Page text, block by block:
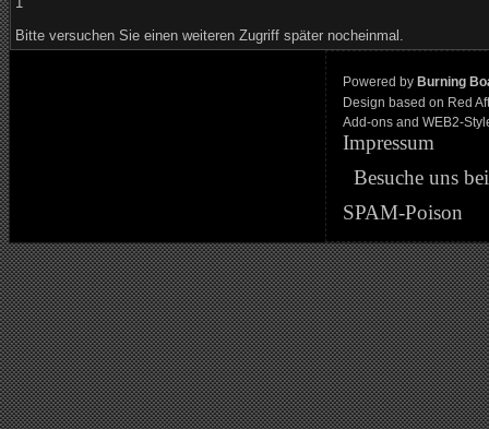
Bitte versuchen Sie einen weiteren Zugriff später nocheinmal.
Powered by Burning
Design based on Red
Add-ons and WEB2-
Impressum
Besuche uns
SPAM-Poison